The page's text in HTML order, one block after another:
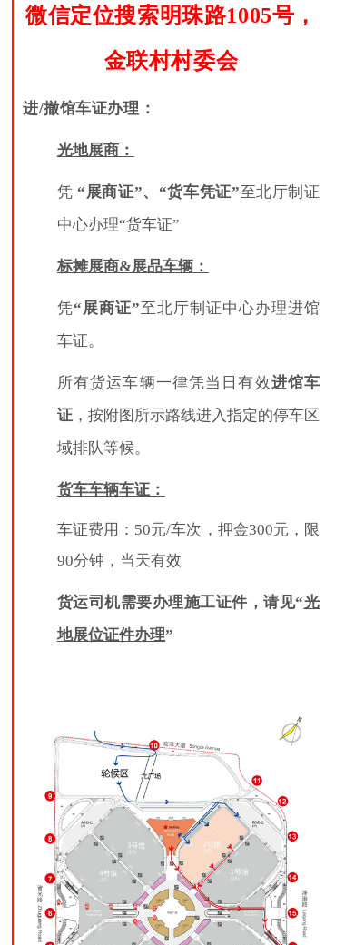
微信定位搜索明珠路1005号，
金联村村委会
进/撤馆车证办理：
光地展商：
凭 “展商证”、“货车凭证”至北厅制证
中心办理“货车证”
标摊展商&展品车辆：
凭“展商证”至北厅制证中心办理进馆
车证。
所有货运车辆一律凭当日有效进馆车
证，按附图所示路线进入指定的停车区
域排队等候。
货车车辆车证：
车证费用：50元/车次，押金300元，限
90分钟，当天有效
货运司机需要办理施工证件，请见“光
地展位证件办理”